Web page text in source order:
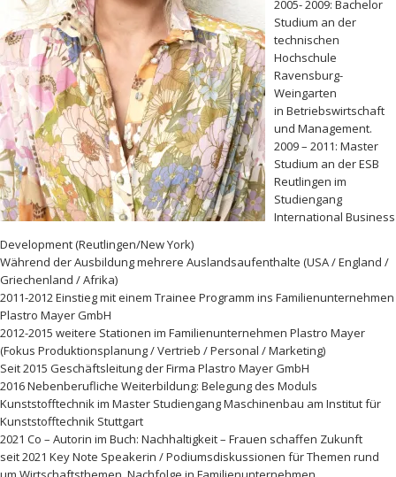
2005- 2009: Bachelor
Studium an der
technischen
Hochschule
Ravensburg-
Weingarten
in Betriebswirtschaft
und Management.
2009 – 2011: Master
Studium an der ESB
Reutlingen im
Studiengang
International Business
Development (Reutlingen/New York)
Während der Ausbildung mehrere Auslandsaufenthalte (USA / England /
Griechenland / Afrika)
2011-2012 Einstieg mit einem Trainee Programm ins Familienunternehmen
Plastro Mayer GmbH
2012-2015 weitere Stationen im Familienunternehmen Plastro Mayer
(Fokus Produktionsplanung / Vertrieb / Personal / Marketing)
Seit 2015 Geschäftsleitung der Firma Plastro Mayer GmbH
2016 Nebenberufliche Weiterbildung: Belegung des Moduls
Kunststofftechnik im Master Studiengang Maschinenbau am Institut für
Kunststofftechnik Stuttgart
2021 Co – Autorin im Buch: Nachhaltigkeit – Frauen schaffen Zukunft
seit 2021 Key Note Speakerin / Podiumsdiskussionen für Themen rund